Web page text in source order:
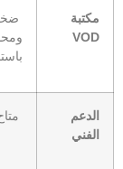
مكتبة
VOD
الدعم
الفني
متاح